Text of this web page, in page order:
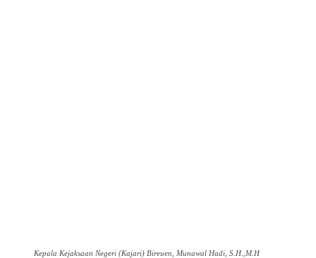
Kepala Kejaksaan Negeri (Kajari) Bireuen, Munawal Hadi, S.H.,M.H